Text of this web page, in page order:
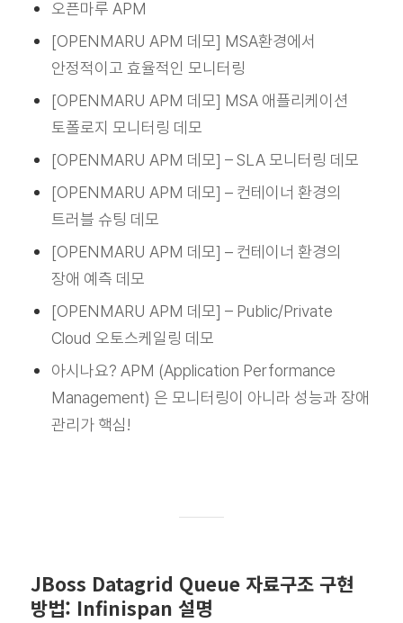
오픈마루 APM
[OPENMARU APM 데모] MSA환경에서
안정적이고 효율적인 모니터링
[OPENMARU APM 데모] MSA 애플리케이션
토폴로지 모니터링 데모
[OPENMARU APM 데모] – SLA 모니터링 데모
[OPENMARU APM 데모] – 컨테이너 환경의
트러블 슈팅 데모
[OPENMARU APM 데모] – 컨테이너 환경의
장애 예측 데모
[OPENMARU APM 데모] – Public/Private
Cloud 오토스케일링 데모
아시나요? APM (Application Performance
Management) 은 모니터링이 아니라 성능과 장애
관리가 핵심!
JBoss Datagrid Queue 자료구조 구현
방법: Infinispan 설명